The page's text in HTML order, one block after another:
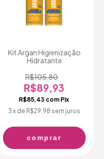
Kit Argan Higienização
Hidratante
R$105,80
R$89,93
R$85,43 com Pix
3 x de R$29,98 sem juros
comprar